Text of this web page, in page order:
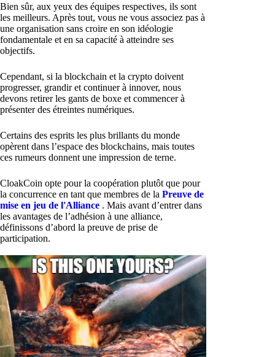
Bien sûr, aux yeux des équipes respectives, ils sont
les meilleurs. Après tout, vous ne vous associez pas à
une organisation sans croire en son idéologie
fondamentale et en sa capacité à atteindre ses
objectifs.
Cependant, si la blockchain et la crypto doivent
progresser, grandir et continuer à innover, nous
devons retirer les gants de boxe et commencer à
présenter des étreintes numériques.
Certains des esprits les plus brillants du monde
opèrent dans l’espace des blockchains, mais toutes
ces rumeurs donnent une impression de terne.
CloakCoin opte pour la coopération plutôt que pour
la concurrence en tant que membres de la Preuve de
mise en jeu de l'Alliance . Mais avant d’entrer dans
les avantages de l’adhésion à une alliance,
définissons d’abord la preuve de prise de
participation.